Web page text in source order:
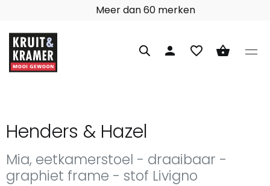
97% klanttevredenheid
person favorite_border shopping_basket
Henders & Hazel
Mia, eetkamerstoel - draaibaar -
graphiet frame - stof Livigno